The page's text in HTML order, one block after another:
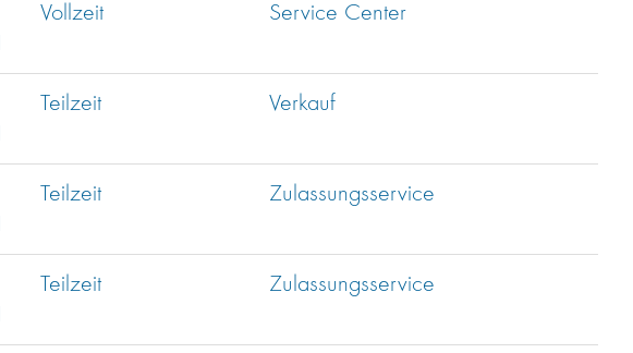
Vollzeit Service Center
Teilzeit Verkauf
Teilzeit Zulassungsservice
Teilzeit Zulassungsservice